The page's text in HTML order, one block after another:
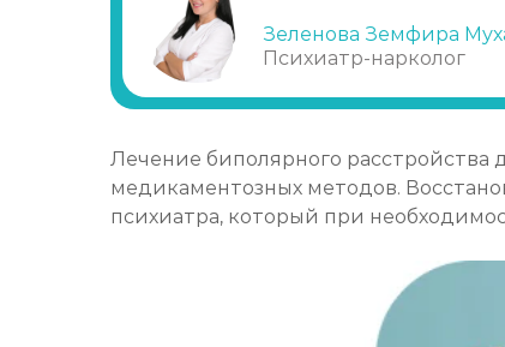
Психотерапия
Медикаменты
Другие методы
Зеленова Земфира
Психиатр-нарколог
Лечение биполярного
медикаментозных методов.
психиатра, который при